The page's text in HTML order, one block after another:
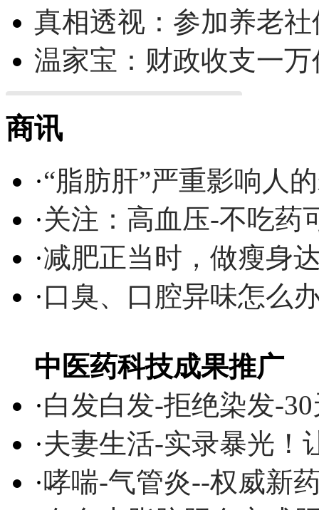
真相透视：参加养老
温家宝：财政收支一
商讯
·“脂肪肝”严重影响人
·关注：高血压-不吃药
·减肥正当时，做瘦身
·口臭、口腔异味怎么
中医药科技成果推广
·白发白发-拒绝染发-
·夫妻生活-实录暴光！
·哮喘-气管炎--权威新